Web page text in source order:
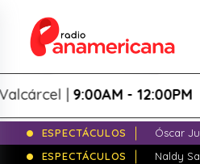
|9:00AM - 12:00PM
ESPECTÁCULOS
Óscar
ESPECTÁCULOS
Naldy